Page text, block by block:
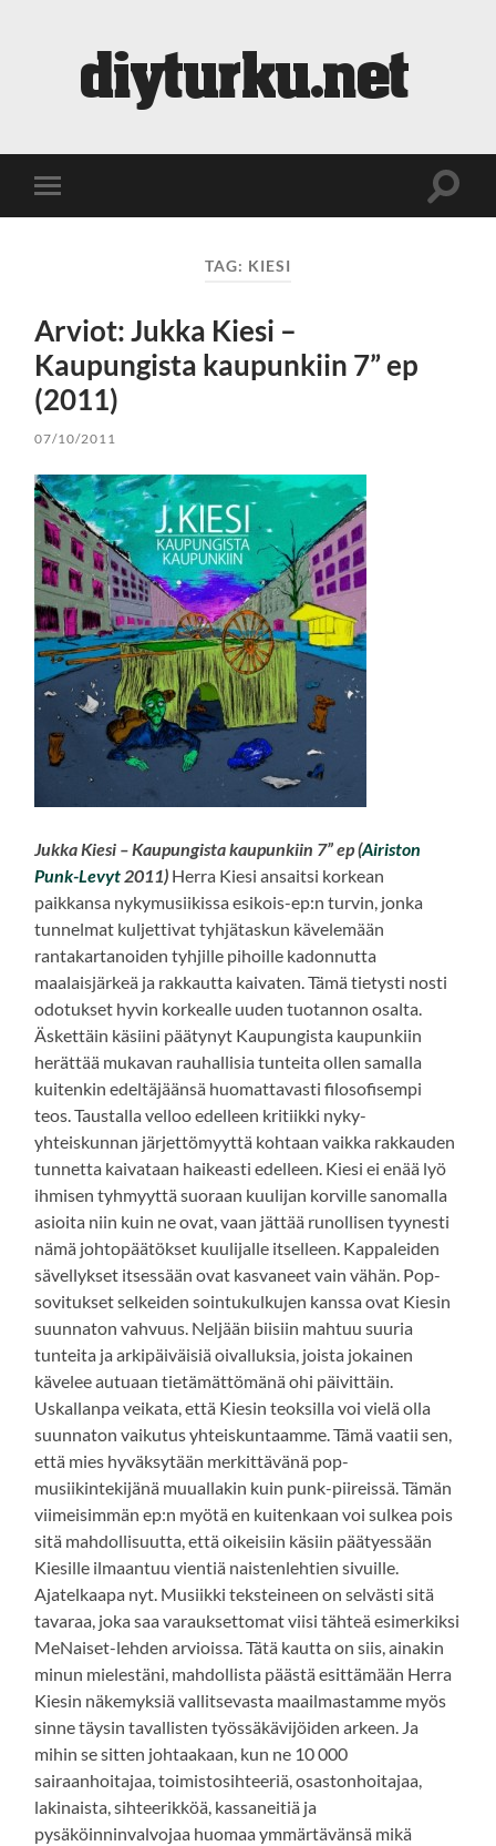
Toggle
mobile
Toggle
TAG: KIESI
Arviot: Jukka Kiesi –
Kaupungista kaupunkiin 7” ep
(2011)
07/10/2011
Jukka Kiesi – Kaupungista kaupunkiin 7” ep (Airiston
Punk-Levyt2011) Herra Kiesi ansaitsi korkean
paikkansa nykymusiikissa esikois-ep:n turvin, jonka
tunnelmat kuljettivat tyhjätaskun kävelemään
rantakartanoiden tyhjille pihoille kadonnutta
maalaisjärkeä ja rakkautta kaivaten. Tämä tietysti nosti
odotukset hyvin korkealle uuden tuotannon osalta.
Äskettäin käsiini päätynyt Kaupungista kaupunkiin
herättää mukavan rauhallisia tunteita ollen samalla
kuitenkin edeltäjäänsä huomattavasti filosofisempi
teos. Taustalla velloo edelleen kritiikki nyky-
yhteiskunnan järjettömyyttä kohtaan vaikka rakkauden
tunnetta kaivataan haikeasti edelleen. Kiesi ei enää lyö
ihmisen tyhmyyttä suoraan kuulijan korville sanomalla
asioita niin kuin ne ovat, vaan jättää runollisen tyynesti
nämä johtopäätökset kuulijalle itselleen. Kappaleiden
sävellykset itsessään ovat kasvaneet vain vähän. Pop-
sovitukset selkeiden sointukulkujen kanssa ovat Kiesin
suunnaton vahvuus. Neljään biisiin mahtuu suuria
tunteita ja arkipäiväisiä oivalluksia, joista jokainen
kävelee autuaan tietämättömänä ohi päivittäin.
Uskallanpa veikata, että Kiesin teoksilla voi vielä olla
suunnaton vaikutus yhteiskuntaamme. Tämä vaatii sen,
että mies hyväksytään merkittävänä pop-
musiikintekijänä muuallakin kuin punk-piireissä. Tämän
viimeisimmän ep:n myötä en kuitenkaan voi sulkea pois
sitä mahdollisuutta, että oikeisiin käsiin päätyessään
Kiesille ilmaantuu vientiä naistenlehtien sivuille.
Ajatelkaapa nyt. Musiikki teksteineen on selvästi sitä
tavaraa, joka saa varauksettomat viisi tähteä esimerkiksi
MeNaiset-lehden arvioissa. Tätä kautta on siis, ainakin
minun mielestäni, mahdollista päästä esittämään Herra
Kiesin näkemyksiä vallitsevasta maailmastamme myös
sinne täysin tavallisten työssäkävijöiden arkeen. Ja
mihin se sitten johtaakaan, kun ne 10 000
sairaanhoitajaa, toimistosihteeriä, osastonhoitajaa,
lakinaista, sihteerikköä, kassaneitiä ja
pysäköinninvalvojaa huomaa ymmärtävänsä mikä